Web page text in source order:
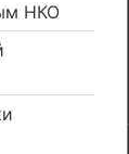
НКО